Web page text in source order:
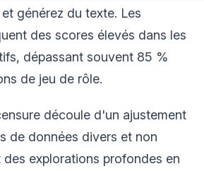
et générez du texte. Les
des scores élevés dans les
dépassant souvent 85 %
de jeu de rôle.
découle d'un ajustement
de données divers et non
explorations profondes en